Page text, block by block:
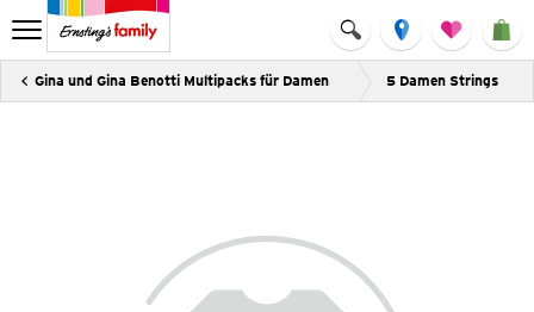
Gina und Gina Benotti Multipacks für Damen 5 Damen Strings